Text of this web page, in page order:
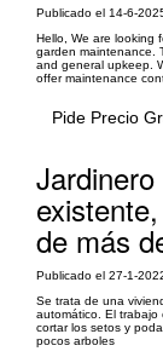
Publicado el 14-6-
Hello, We are looking
garden maintenance.
and general upkeep.
offer maintenance
Pide Precio
de más
Publicado el 27-1-
Se trata de una
automático. El trabajo
cortar los setos y
pocos arboles